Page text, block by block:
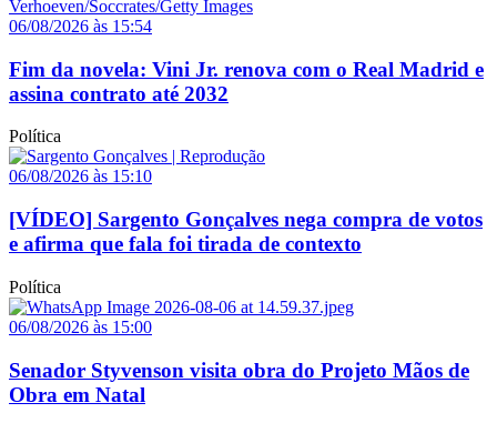
06/08/2026 às 15:54
Fim da novela: Vini Jr. renova com o Real Madrid e
assina contrato até 2032
Política
06/08/2026 às 15:10
[VÍDEO] Sargento Gonçalves nega compra de votos
e afirma que fala foi tirada de contexto
Política
06/08/2026 às 15:00
Senador Styvenson visita obra do Projeto Mãos de
Obra em Natal